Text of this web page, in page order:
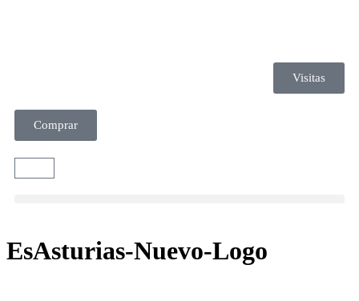
Visitas
Comprar
EsAsturias-Nuevo-Logo